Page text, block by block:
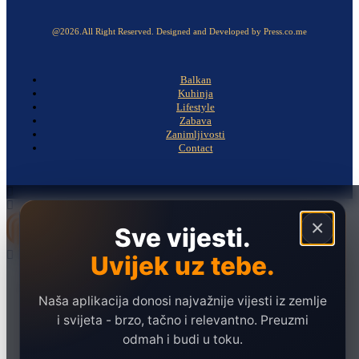
@2026.All Right Reserved. Designed and Developed by Press.co.me
Balkan
Kuhinja
Lifestyle
Zabava
Zanimljivosti
Contact
×
Sve vijesti.
Uvijek uz tebe.
Naša aplikacija donosi najvažnije vijesti iz zemlje
i svijeta - brzo, tačno i relevantno. Preuzmi
odmah i budi u toku.
Politika
Društvo